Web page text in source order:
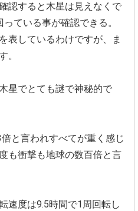
認すると木星は見えなくで
ている事が確認できる。
表しているわけですが、
ま
。
星でとても謎で神秘的で
と言われすべてが重く感じ
も衝撃も地球の数百倍と言
速度は9.5時間で1周回転し